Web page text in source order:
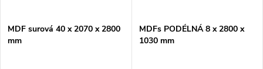
MDF surová 40 x 2070 x 2800
mm
MDFs PODÉLNÁ 8 x 2800 x
1030 mm